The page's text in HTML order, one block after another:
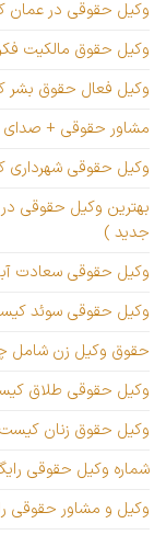
وکیل حقوقی در عمان
وکیل حقوق مالکیت
وکیل فعال حقوق بشر
مشاور حقوقی +
وکیل حقوقی شهرداری
بهترین وکیل حقوقی
جدید )
وکیل حقوقی سعادت
وکیل حقوقی سوئد
حقوق وکیل زن شامل
وکیل حقوقی طلاق
وکیل حقوق زنان
شماره وکیل حقوقی
وکیل و مشاور حقوقی